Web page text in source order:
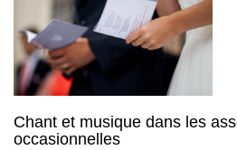
Chant et musique dans les
occasionnelles